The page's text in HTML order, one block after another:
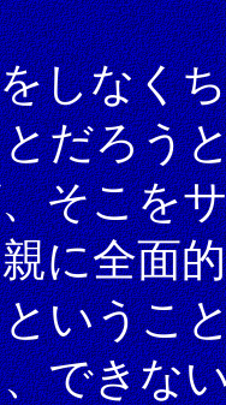
しなく
だろう
そこを
に全面
いうこ
できな